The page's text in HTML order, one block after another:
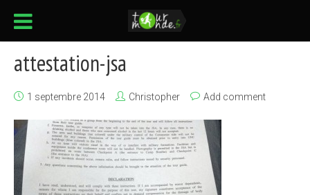
attestation-jsa
1 septembre 2014 Christopher Add comment